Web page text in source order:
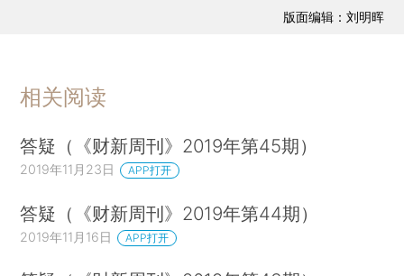
版面编辑：刘明晖
相关阅读
答疑（《财新周刊》2019年第45期）
2019年11月23日 APP打开
答疑（《财新周刊》2019年第44期）
2019年11月16日 APP打开